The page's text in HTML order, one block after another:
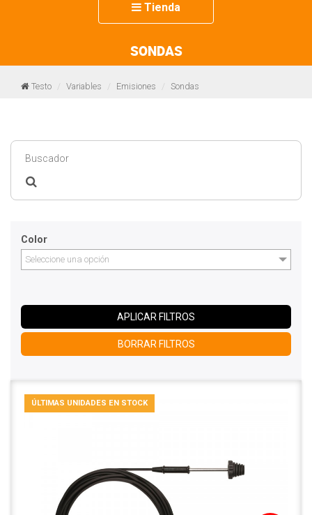
Tienda
navigation
SONDAS
Testo Variables Emisiones Sondas
Color
Seleccione una opción
APLICAR FILTROS
BORRAR FILTROS
ÚLTIMAS UNIDADES EN STOCK